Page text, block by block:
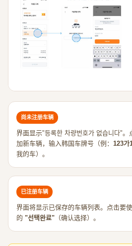
尚未注册车辆
界面显示"등록한 차량번호가 없습니다"。
加新车辆，输入韩国车牌号（例： 123가
我的车）。
已注册车辆
界面将显示已保存的车辆列表。点击要
的 "선택완료" （确认选择）。